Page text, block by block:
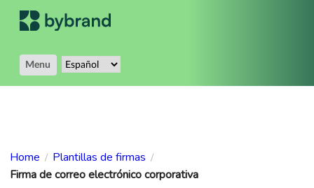
Menu
Home / Plantillas de firmas /
Firma de correo electrónico corporativa